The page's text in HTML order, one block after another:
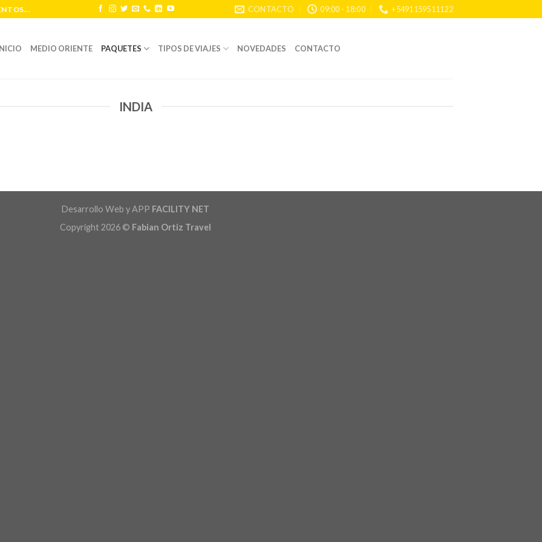
CONTACTO 09:00 - 18:00 +5491159511122
MEDIO ORIENTE PAQUETES TIPOS DE VIAJES NOVEDADES CONTACTO
INDIA
Desarrollo Web y APP FACILITY NET
Copyright 2026 © Fabian Ortiz Travel